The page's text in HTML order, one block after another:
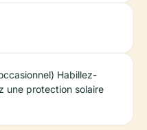
Habillez-
une protection solaire